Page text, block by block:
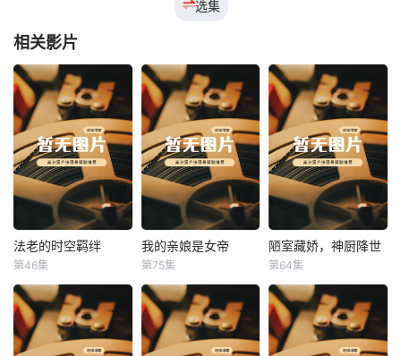
选集
相关影片
法老的时空羁绊
法老的时空羁绊
第46集
我的亲娘是女帝
我的亲娘是女帝
第75集
陋室藏娇，神厨降世
陋室藏娇，神厨降世
第64集